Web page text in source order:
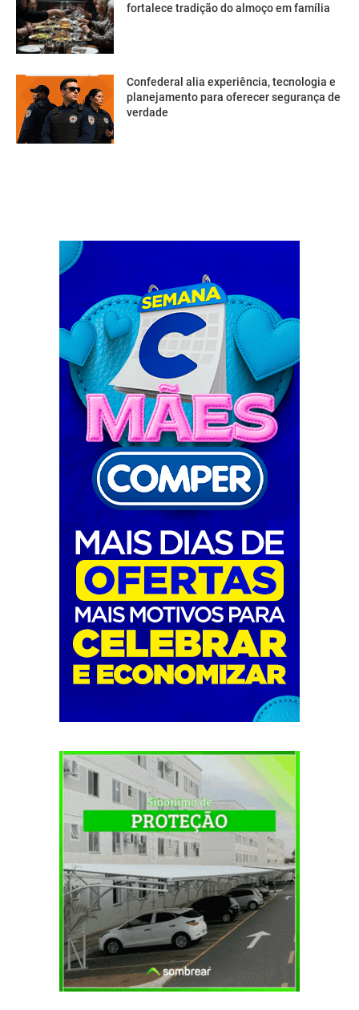
fortalece tradição do almoço em família
Confederal alia experiência, tecnologia e
planejamento para oferecer segurança de
verdade